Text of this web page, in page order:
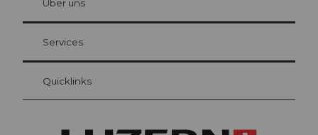
Gästekarte Luzern
Ihre Vorteile als Übernachtungsgast
Über uns
Services
Quicklinks